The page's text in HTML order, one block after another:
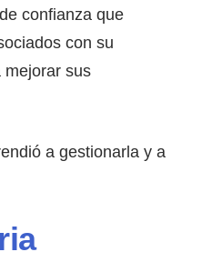
confianza que
con su
mejorar sus
a gestionarla y a